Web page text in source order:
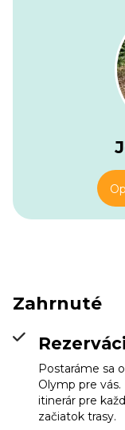
Po prestávke na
nasledovať
kde sú pusté
Po 2-hodinovom
Agapitos,
na krásnom
nadmorskou
ideálnym miestom
bude podávať večera.
Zahrnuté
Postaráme sa
Olymp pre
itinerár pre
začiatok trasy.